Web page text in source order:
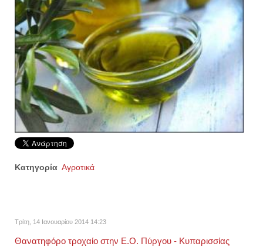
Κατηγορία Αγροτικά
Τρίτη, 14 Ιανουαρίου 2014 14:23
Θανατηφόρο τροχαίο στην Ε.Ο. Πύργου - Κυπαρισσίας